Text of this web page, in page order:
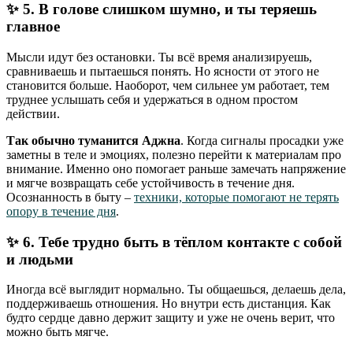
✨ 5. В голове слишком шумно, и ты теряешь
главное
Мысли идут без остановки. Ты всё время анализируешь,
сравниваешь и пытаешься понять. Но ясности от этого не
становится больше. Наоборот, чем сильнее ум работает, тем
труднее услышать себя и удержаться в одном простом
действии.
Так обычно туманится Аджна. Когда сигналы просадки уже
заметны в теле и эмоциях, полезно перейти к материалам про
внимание. Именно оно помогает раньше замечать напряжение
и мягче возвращать себе устойчивость в течение дня.
Осознанность в быту – техники, которые помогают не терять
опору в течение дня.
✨ 6. Тебе трудно быть в тёплом контакте с собой
и людьми
Иногда всё выглядит нормально. Ты общаешься, делаешь дела,
поддерживаешь отношения. Но внутри есть дистанция. Как
будто сердце давно держит защиту и уже не очень верит, что
можно быть мягче.